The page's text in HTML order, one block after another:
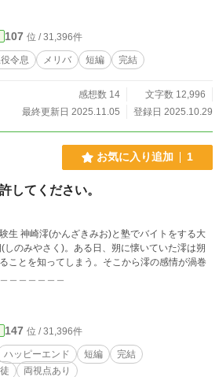
107 位 / 31,396件
令息 メリバ 短編 完結
感想数 14
文字数 12,996
最終更新日 2025.11.05
登録日 2025.10.29
お気に入り追加 1
してください。
生 神崎澪(かんざきみお)と塾でバイトをする大
しのみやさく)。ある日、朔に懐いていた澪は朔
ことを知ってしまう。そこから澪の感情が渦巻
＿＿＿＿＿＿
147 位 / 31,396件
ハッピーエンド 短編
完結
両視点あり